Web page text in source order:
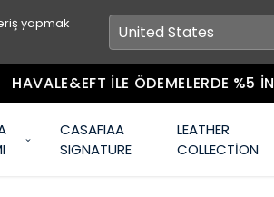
yapmak
İLE ÖDEMELERDE %5 İNDİRİM!
CASAFIAA
SIGNATURE
LEATHER
COLLECTİON